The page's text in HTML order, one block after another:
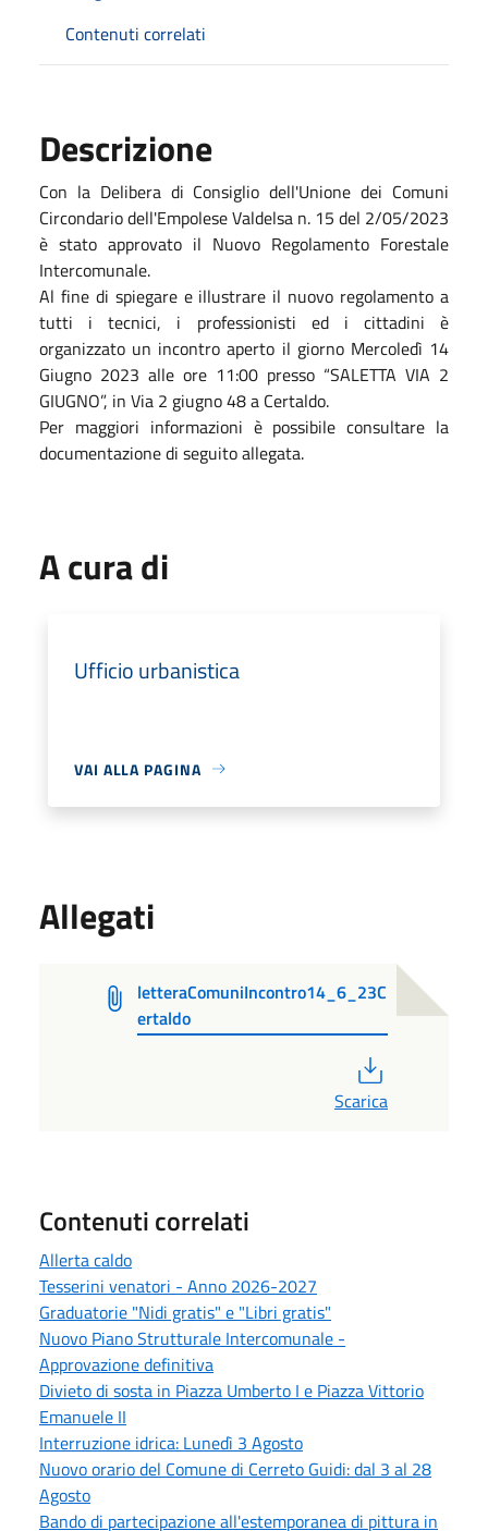
Contenuti correlati
Descrizione
Con la Delibera di Consiglio dell'Unione dei Comuni
Circondario dell'Empolese Valdelsa n. 15 del 2/05/2023
è stato approvato il Nuovo Regolamento Forestale
Intercomunale.
Al fine di spiegare e illustrare il nuovo regolamento a
tutti i tecnici, i professionisti ed i cittadini è
organizzato un incontro aperto il giorno Mercoledì 14
Giugno 2023 alle ore 11:00 presso “SALETTA VIA 2
GIUGNO”, in Via 2 giugno 48 a Certaldo.
Per maggiori informazioni è possibile consultare la
documentazione di seguito allegata.
A cura di
Ufficio urbanistica
VAI ALLA PAGINA
Allegati
letteraComuniIncontro14_6_23C
ertaldo
Scarica
Contenuti correlati
Allerta caldo
Tesserini venatori - Anno 2026-2027
Graduatorie "Nidi gratis" e "Libri gratis"
Nuovo Piano Strutturale Intercomunale -
Approvazione definitiva
Divieto di sosta in Piazza Umberto I e Piazza Vittorio
Emanuele II
Interruzione idrica: Lunedì 3 Agosto
Nuovo orario del Comune di Cerreto Guidi: dal 3 al 28
Agosto
Bando di partecipazione all'estemporanea di pittura in